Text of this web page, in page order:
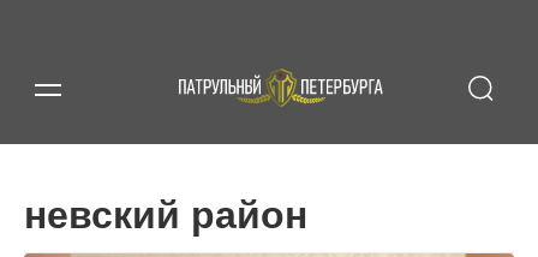
невский район